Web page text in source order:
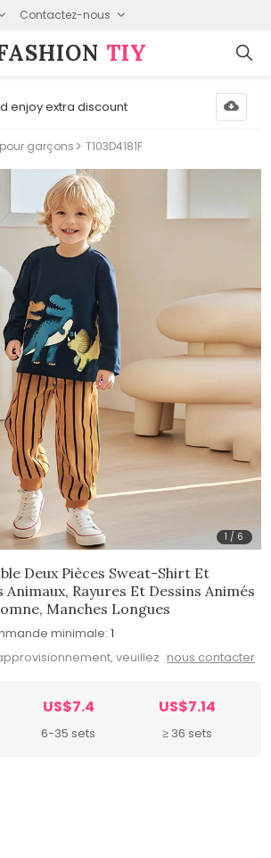
Contactez-nous
TIY
enjoy extra discount
garçons T103D4181F
1 / 6
Deux Pièces Sweat-Shirt Et
Rayures Et Dessins Animés
Manches Longues
minimale: 1
veuillez nous contacter
US$7.4
6-35 sets
US$7.14
≥ 36 sets